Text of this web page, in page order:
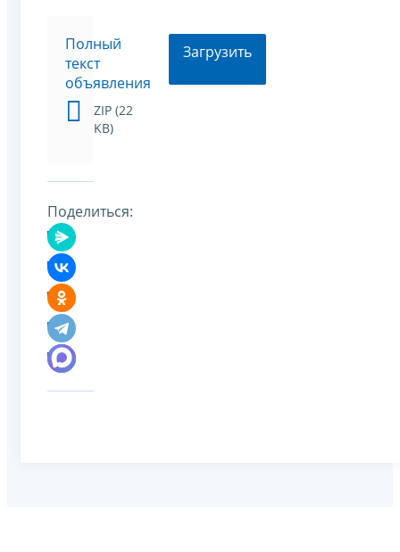
Полный
текст
объявления
ZIP (22
KB)
Загрузить
Поделиться: